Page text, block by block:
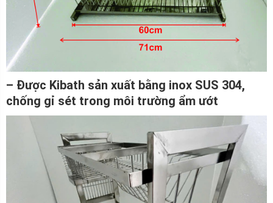
– Được Kibath sản xuất bằng inox SUS 304,
chống gỉ sét trong môi trường ẩm ướt